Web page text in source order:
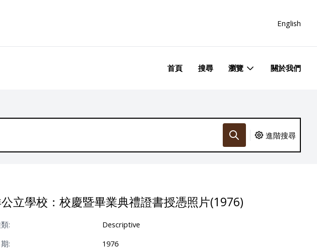
English
首頁 搜尋 瀏覽 關於我們
進階搜尋
立學校：校慶暨畢業典禮證書授憑照片(1976)
:
Descriptive
:
1976